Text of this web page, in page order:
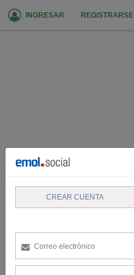
CREAR CUENTA
INGRESAR REGISTRARSE